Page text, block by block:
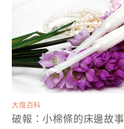
大陰百科
破報：小棉條的床邊故事